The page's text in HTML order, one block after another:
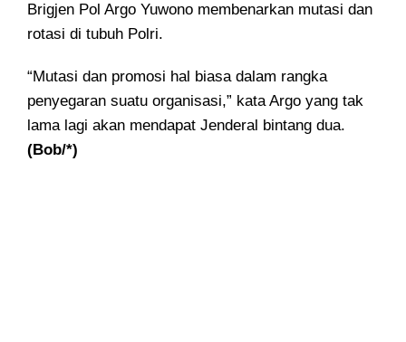
Brigjen Pol Argo Yuwono membenarkan mutasi dan
rotasi di tubuh Polri.
“Mutasi dan promosi hal biasa dalam rangka
penyegaran suatu organisasi,” kata Argo yang tak
lama lagi akan mendapat Jenderal bintang dua.
(Bob/*)